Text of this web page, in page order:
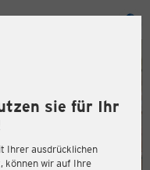
sie für Ihr
Ihrer ausdrücklichen
können wir auf Ihre